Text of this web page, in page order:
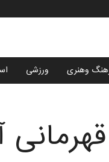
وهنری ورزشی